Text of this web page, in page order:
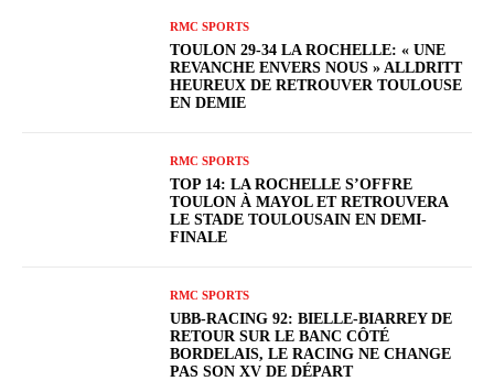
RMC SPORTS
TOULON 29-34 LA ROCHELLE: « UNE
REVANCHE ENVERS NOUS » ALLDRITT
HEUREUX DE RETROUVER TOULOUSE
EN DEMIE
RMC SPORTS
TOP 14: LA ROCHELLE S’OFFRE
TOULON À MAYOL ET RETROUVERA
LE STADE TOULOUSAIN EN DEMI-
FINALE
RMC SPORTS
UBB-RACING 92: BIELLE-BIARREY DE
RETOUR SUR LE BANC CÔTÉ
BORDELAIS, LE RACING NE CHANGE
PAS SON XV DE DÉPART